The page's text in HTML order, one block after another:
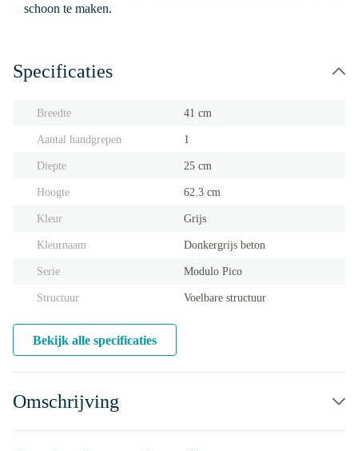
schoon te maken.
Specificaties
Breedte 41 cm
Aantal handgrepen 1
Diepte 25 cm
Hoogte 62.3 cm
Kleur Grijs
Kleurnaam Donkergrijs beton
Serie Modulo Pico
Structuur Voelbare structuur
Bekijk alle specificaties
Omschrijving